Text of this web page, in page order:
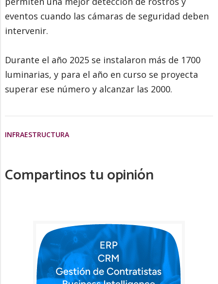
eventos cuando las cámaras de seguridad deben
intervenir.
Durante el año 2025 se instalaron más de 1700
luminarias, y para el año en curso se proyecta
superar ese número y alcanzar las 2000.
INFRAESTRUCTURA
Compartinos tu opinión